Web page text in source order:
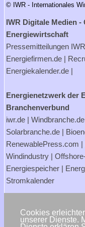
Cookies
unserer Dienste.
© IWR - Internationales
IWR Digitale Medien
Energiewirtschaft
Pressemitteilungen
Energiefirmen.de |
Energiekalender.de |
Energienetzwerk der
Branchenverbund
iwr.de | Windbranche.de
Solarbranche.de |
RenewablePress.com |
Windindustry |
Energiespeicher |
Stromkalender
Strompreisrechner.de|